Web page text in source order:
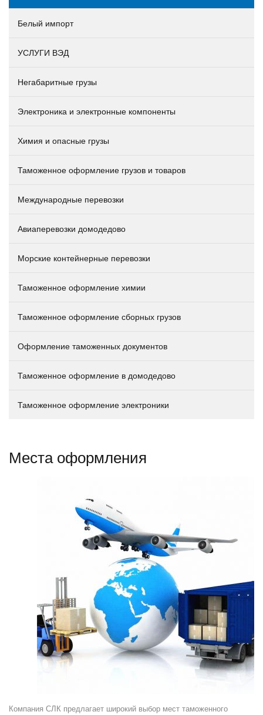
Белый импорт
УСЛУГИ ВЭД
Негабаритные грузы
Электроника и электронные компоненты
Химия и опасные грузы
Таможенное оформление грузов и товаров
Международные перевозки
Авиаперевозки домодедово
Морские контейнерные перевозки
Таможенное оформление химии
Таможенное оформление сборных грузов
Оформление таможенных документов
Таможенное оформление в домодедово
Таможенное оформление электроники
Места оформления
Компания СЛК предлагает широкий выбор мест таможенного